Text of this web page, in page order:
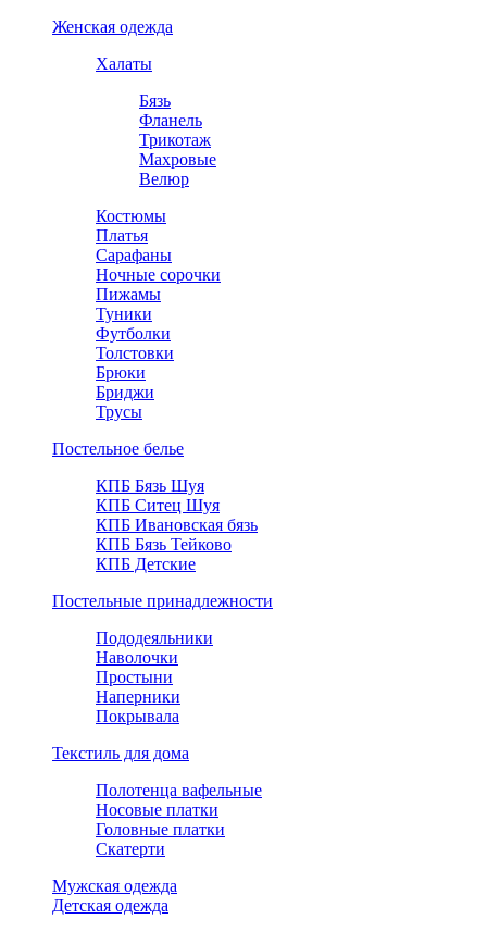
Женская одежда
Халаты
Бязь
Фланель
Трикотаж
Махровые
Велюр
Костюмы
Платья
Сарафаны
Ночные сорочки
Пижамы
Туники
Футболки
Толстовки
Брюки
Бриджи
Трусы
Постельное белье
КПБ Бязь Шуя
КПБ Ситец Шуя
КПБ Ивановская бязь
КПБ Бязь Тейково
КПБ Детские
Постельные принадлежности
Пододеяльники
Наволочки
Простыни
Наперники
Покрывала
Текстиль для дома
Полотенца вафельные
Носовые платки
Головные платки
Скатерти
Мужская одежда
Детская одежда